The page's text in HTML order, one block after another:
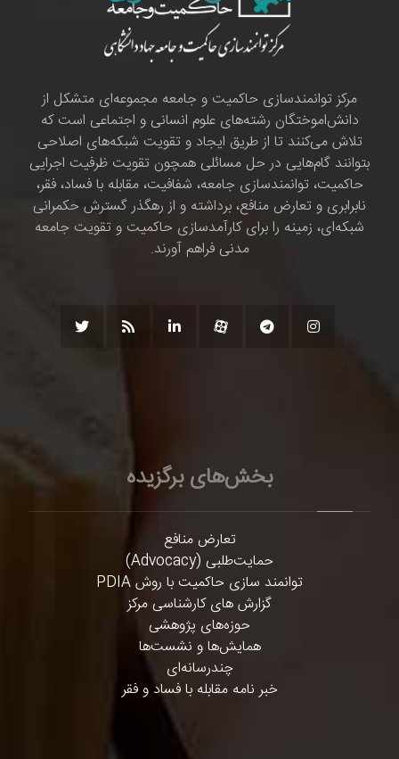
مرکز توانمندسازی حاکمیت و جامعه مجموعه‌ای متشکل از
دانش‌اموختگان رشته‌های علوم انسانی و اجتماعی است که
تلاش می‌کنند تا از طریق ایجاد و تقویت شبکه‌های اصلاحی
بتوانند گام‌هایی در حل مسائلی همچون تقویت ظرفیت اجرایی
حاکمیت، توانمندسازی جامعه، شفافیت، مقابله با فساد، فقر،
نابرابری و تعارض منافع، برداشته و از رهگذر گسترش حکمرانی
شبکه‌ای، زمینه را برای کارآمدسازی حاکمیت و تقویت جامعه
مدنی فراهم آورند.
بخش‌های برگزیده
تعارض منافع
حمایت‌طلبی (Advocacy)
توانمند سازی حاکمیت با روش PDIA
گزارش های کارشناسی مرکز
حوزه‌های پژوهشی
همایش‌ها و نشست‌ها
چندرسانه‌ای
خبر نامه مقابله با فساد و فقر